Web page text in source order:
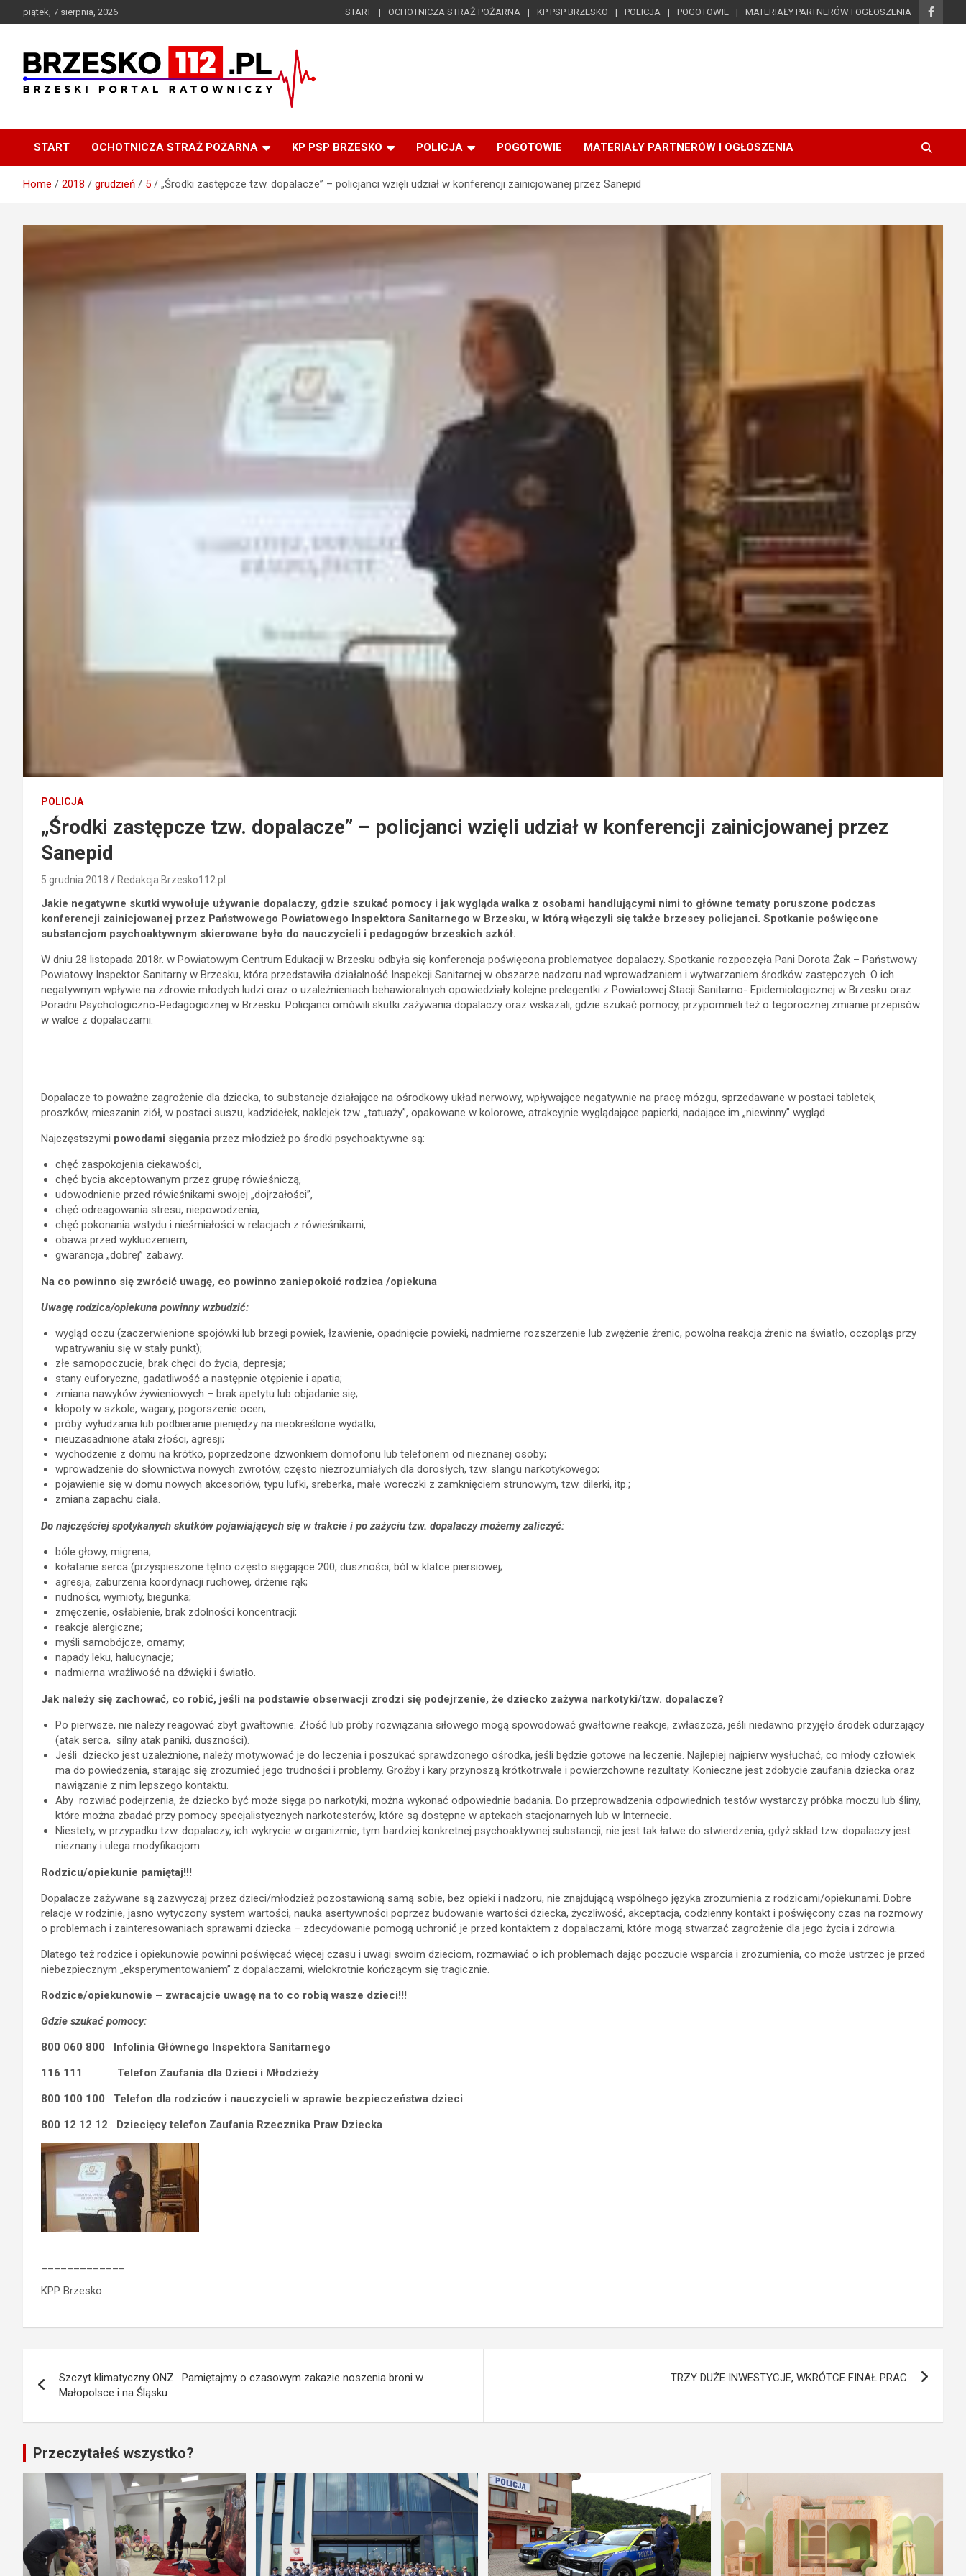
to
piątek, 7 sierpnia, 2026 START OCHOTNICZA STRAŻ POŻARNA KP PSP BRZESKO POLICJA POGOTOWIE MATERIAŁY PARTNERÓW I OGŁOSZENIA
BRZESKO112.pl
START OCHOTNICZA STRAŻ POŻARNA KP PSP BRZESKO POLICJA POGOTOWIE MATERIAŁY PARTNERÓW I OGŁOSZENIA
Home 2018 grudzień 5 „Środki zastępcze tzw. dopalacze” – policjanci wzięli udział w konferencji zainicjowanej przez Sanepid
POLICJA
„Środki zastępcze tzw. dopalacze” – policjanci wzięli udział w konferencji zainicjowanej przez
Sanepid
5 grudnia 2018 Redakcja Brzesko112.pl
Jakie negatywne skutki wywołuje używanie dopalaczy, gdzie szukać pomocy i jak wygląda walka z osobami handlującymi nimi to główne tematy poruszone podczas
konferencji zainicjowanej przez Państwowego Powiatowego Inspektora Sanitarnego w Brzesku, w którą włączyli się także brzescy policjanci. Spotkanie poświęcone
substancjom psychoaktywnym skierowane było do nauczycieli i pedagogów brzeskich szkół.
W dniu 28 listopada 2018r. w Powiatowym Centrum Edukacji w Brzesku odbyła się konferencja poświęcona problematyce dopalaczy. Spotkanie rozpoczęła Pani Dorota Żak – Państwowy
Powiatowy Inspektor Sanitarny w Brzesku, która przedstawiła działalność Inspekcji Sanitarnej w obszarze nadzoru nad wprowadzaniem i wytwarzaniem środków zastępczych. O ich
negatywnym wpływie na zdrowie młodych ludzi oraz o uzależnieniach behawioralnych opowiedziały kolejne prelegentki z Powiatowej Stacji Sanitarno- Epidemiologicznej w Brzesku oraz
Poradni Psychologiczno-Pedagogicznej w Brzesku. Policjanci omówili skutki zażywania dopalaczy oraz wskazali, gdzie szukać pomocy, przypomnieli też o tegorocznej zmianie przepisów
w walce z dopalaczami.
Dopalacze to poważne zagrożenie dla dziecka, to substancje działające na ośrodkowy układ nerwowy, wpływające negatywnie na pracę mózgu, sprzedawane w postaci tabletek,
proszków, mieszanin ziół, w postaci suszu, kadzidełek, naklejek tzw. „tatuaży”, opakowane w kolorowe, atrakcyjnie wyglądające papierki, nadające im „niewinny” wygląd.
Najczęstszymi powodami sięgania przez młodzież po środki psychoaktywne są:
chęć zaspokojenia ciekawości,
chęć bycia akceptowanym przez grupę rówieśniczą,
udowodnienie przed rówieśnikami swojej „dojrzałości”,
chęć odreagowania stresu, niepowodzenia,
chęć pokonania wstydu i nieśmiałości w relacjach z rówieśnikami,
obawa przed wykluczeniem,
gwarancja „dobrej” zabawy.
Na co powinno się zwrócić uwagę, co powinno zaniepokoić rodzica /opiekuna
Uwagę rodzica/opiekuna powinny wzbudzić:
wygląd oczu (zaczerwienione spojówki lub brzegi powiek, łzawienie, opadnięcie powieki, nadmierne rozszerzenie lub zwężenie źrenic, powolna reakcja źrenic na światło, oczopląs przy
wpatrywaniu się w stały punkt);
złe samopoczucie, brak chęci do życia, depresja;
stany euforyczne, gadatliwość a następnie otępienie i apatia;
zmiana nawyków żywieniowych – brak apetytu lub objadanie się;
kłopoty w szkole, wagary, pogorszenie ocen;
próby wyłudzania lub podbieranie pieniędzy na nieokreślone wydatki;
nieuzasadnione ataki złości, agresji;
wychodzenie z domu na krótko, poprzedzone dzwonkiem domofonu lub telefonem od nieznanej osoby;
wprowadzenie do słownictwa nowych zwrotów, często niezrozumiałych dla dorosłych, tzw. slangu narkotykowego;
pojawienie się w domu nowych akcesoriów, typu lufki, sreberka, małe woreczki z zamknięciem strunowym, tzw. dilerki, itp.;
zmiana zapachu ciała.
Do najczęściej spotykanych skutków pojawiających się w trakcie i po zażyciu tzw. dopalaczy możemy zaliczyć:
bóle głowy, migrena;
kołatanie serca (przyspieszone tętno często sięgające 200, duszności, ból w klatce piersiowej;
agresja, zaburzenia koordynacji ruchowej, drżenie rąk;
nudności, wymioty, biegunka;
zmęczenie, osłabienie, brak zdolności koncentracji;
reakcje alergiczne;
myśli samobójcze, omamy;
napady leku, halucynacje;
nadmierna wrażliwość na dźwięki i światło.
Jak należy się zachować, co robić, jeśli na podstawie obserwacji zrodzi się podejrzenie, że dziecko zażywa narkotyki/tzw. dopalacze?
Po pierwsze, nie należy reagować zbyt gwałtownie. Złość lub próby rozwiązania siłowego mogą spowodować gwałtowne reakcje, zwłaszcza, jeśli niedawno przyjęło środek odurzający
(atak serca, silny atak paniki, duszności).
Jeśli dziecko jest uzależnione, należy motywować je do leczenia i poszukać sprawdzonego ośrodka, jeśli będzie gotowe na leczenie. Najlepiej najpierw wysłuchać, co młody człowiek
ma do powiedzenia, starając się zrozumieć jego trudności i problemy. Groźby i kary przynoszą krótkotrwałe i powierzchowne rezultaty. Konieczne jest zdobycie zaufania dziecka oraz
nawiązanie z nim lepszego kontaktu.
Aby rozwiać podejrzenia, że dziecko być może sięga po narkotyki, można wykonać odpowiednie badania. Do przeprowadzenia odpowiednich testów wystarczy próbka moczu lub śliny,
które można zbadać przy pomocy specjalistycznych narkotesterów, które są dostępne w aptekach stacjonarnych lub w Internecie.
Niestety, w przypadku tzw. dopalaczy, ich wykrycie w organizmie, tym bardziej konkretnej psychoaktywnej substancji, nie jest tak łatwe do stwierdzenia, gdyż skład tzw. dopalaczy jest
nieznany i ulega modyfikacjom.
Rodzicu/opiekunie pamiętaj!!!
Dopalacze zażywane są zazwyczaj przez dzieci/młodzież pozostawioną samą sobie, bez opieki i nadzoru, nie znajdującą wspólnego języka zrozumienia z rodzicami/opiekunami. Dobre
relacje w rodzinie, jasno wytyczony system wartości, nauka asertywności poprzez budowanie wartości dziecka, życzliwość, akceptacja, codzienny kontakt i poświęcony czas na rozmowy
o problemach i zainteresowaniach sprawami dziecka – zdecydowanie pomogą uchronić je przed kontaktem z dopalaczami, które mogą stwarzać zagrożenie dla jego życia i zdrowia.
Dlatego też rodzice i opiekunowie powinni poświęcać więcej czasu i uwagi swoim dzieciom, rozmawiać o ich problemach dając poczucie wsparcia i zrozumienia, co może ustrzec je przed
niebezpiecznym „eksperymentowaniem” z dopalaczami, wielokrotnie kończącym się tragicznie.
Rodzice/opiekunowie – zwracajcie uwagę na to co robią wasze dzieci!!!
Gdzie szukać pomocy:
800 060 800 Infolinia Głównego Inspektora Sanitarnego
116 111 Telefon Zaufania dla Dzieci i Młodzieży
800 100 100 Telefon dla rodziców i nauczycieli w sprawie bezpieczeństwa dzieci
800 12 12 12 Dziecięcy telefon Zaufania Rzecznika Praw Dziecka
KPP Brzesko
wpisu
Szczyt klimatyczny ONZ . Pamiętajmy o czasowym zakazie noszenia broni w
Małopolsce i na Śląsku
TRZY DUŻE INWESTYCJE, WKRÓTCE FINAŁ PRAC
Przeczytałeś wszystko?